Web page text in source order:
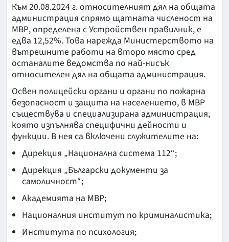
Към 20.08.2024 г. относителният дял на общата
администрация спрямо щатната численост на
МВР, определена с Устройствен правилник, е
едва 12,52%. Това нарежда Министерството на
вътрешните работи на второ място сред
останалите ведомства по най-нисък
относителен дял на общата администрация.
Освен полицейски органи и органи по пожарна
безопасност и защита на населението, в МВР
съществува и специализирана администрация,
която изпълнява специфични дейности и
функции. В нея са включени служителите на:
Дирекция „Национална система 112“;
Дирекция „Български документи за
самоличност“;
Академията на МВР;
Националния институт по криминалистика;
Института по психология;